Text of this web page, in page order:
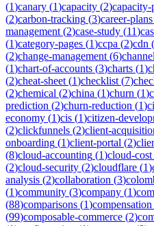
(1)canary (1)capacity (2)
(2)carbon-tracking (3)career-plans
management (2)case-study (11)
(1)category-pages (1)ccpa (2)cdn (
(2)change-management (6)
(1)chart-of-accounts (3)charts (1)
(2)cheat-sheet (1)checklist (7)
(2)chemical (2)china (1)churn (1)
prediction (2)churn-reduction (1)
economy (1)cis (1)citizen-
(2)clickfunnels (2)client-
onboarding (1)client-portal (2)
(8)cloud-accounting (1)cloud-cost
(2)cloud-security (2)cloudflare (1)
analysis (2)collaboration (3)
(1)community (3)company (1)
(88)comparisons (1)compensation
(99)composable-commerce (2)